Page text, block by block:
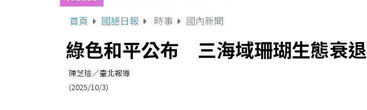
首頁 國語日報 時事 國內新聞
綠色和平公布 三海域珊瑚生態衰退
陳芝瑄／臺北報導
(2025/10/3)